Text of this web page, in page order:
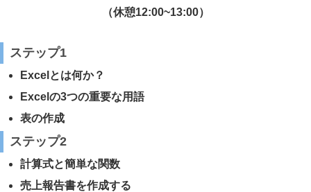
（休憩12:00~13:00）
ステップ1
Excelとは何か？
Excelの3つの重要な用語
表の作成
ステップ2
計算式と簡単な関数
売上報告書を作成する